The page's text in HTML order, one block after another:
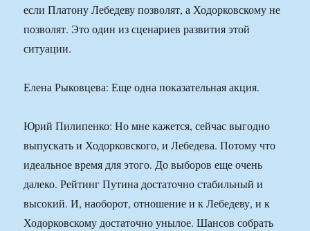
если Платону Лебедеву позволят, а Ходорковскому не
позволят. Это один из сценариев развития этой
ситуации.
Елена Рыковцева: Еще одна показательная акция.
Юрий Пилипенко: Но мне кажется, сейчас выгодно
выпускать и Ходорковского, и Лебедева. Потому что
идеальное время для этого. До выборов еще очень
далеко. Рейтинг Путина достаточно стабильный и
высокий. И, наоборот, отношение и к Лебедеву, и к
Ходорковскому достаточно унылое. Шансов собрать